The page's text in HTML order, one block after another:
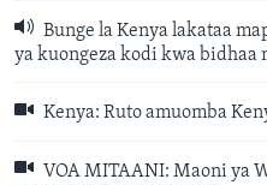
Bunge la Kenya lakataa
ya kuongeza kodi kwa bidhaa
Kenya: Ruto amuomba
VOA MITAANI: Maoni ya